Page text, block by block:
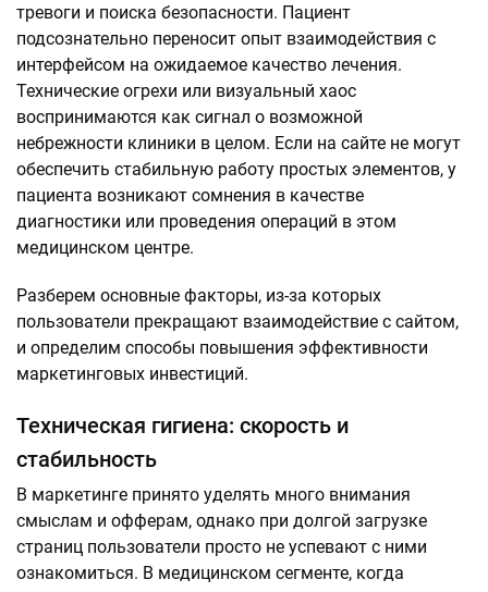
тревоги и поиска безопасности. Пациент
подсознательно переносит опыт взаимодействия с
интерфейсом на ожидаемое качество лечения.
Технические огрехи или визуальный хаос
воспринимаются как сигнал о возможной
небрежности клиники в целом. Если на сайте не могут
обеспечить стабильную работу простых элементов, у
пациента возникают сомнения в качестве
диагностики или проведения операций в этом
медицинском центре.
Разберем основные факторы, из-за которых
пользователи прекращают взаимодействие с сайтом,
и определим способы повышения эффективности
маркетинговых инвестиций.
Техническая гигиена: скорость и
стабильность
В маркетинге принято уделять много внимания
смыслам и офферам, однако при долгой загрузке
страниц пользователи просто не успевают с ними
ознакомиться. В медицинском сегменте, когда